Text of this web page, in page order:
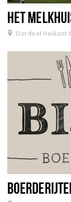
HET
Oordeel Heikant